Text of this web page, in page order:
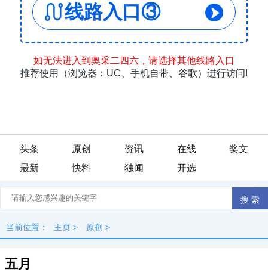
头条 原创 资讯 在线
奖文
最新
快料 独闻 开选
当前位置： 主页 > 原创 >
五月